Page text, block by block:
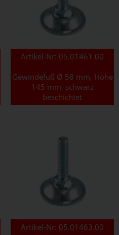
Artikel-Nr: 05.01461.00
Gewindefuß Ø 58 mm, Höhe
145 mm, schwarz
beschichtet
Artikel-Nr: 05.01463.00